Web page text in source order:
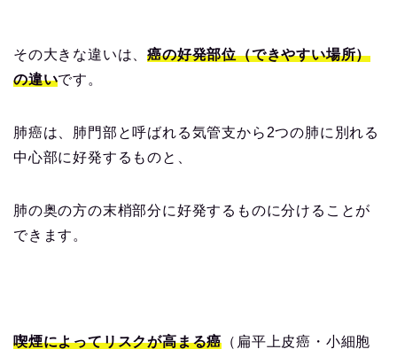
その大きな違いは、癌の好発部位（できやすい場所）
の違いです。
肺癌は、肺門部と呼ばれる気管支から2つの肺に別れる
中心部に好発するものと、
肺の奥の方の末梢部分に好発するものに分けることが
できます。
喫煙によってリスクが高まる癌 （扁平上皮癌・小細胞